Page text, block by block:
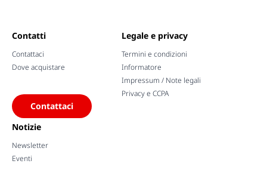
Contatti
Contattaci
Dove acquistare
Contattaci
Legale e privacy
Termini e condizioni
Informatore
Impressum / Note legali
Privacy e CCPA
Notizie
Newsletter
Eventi